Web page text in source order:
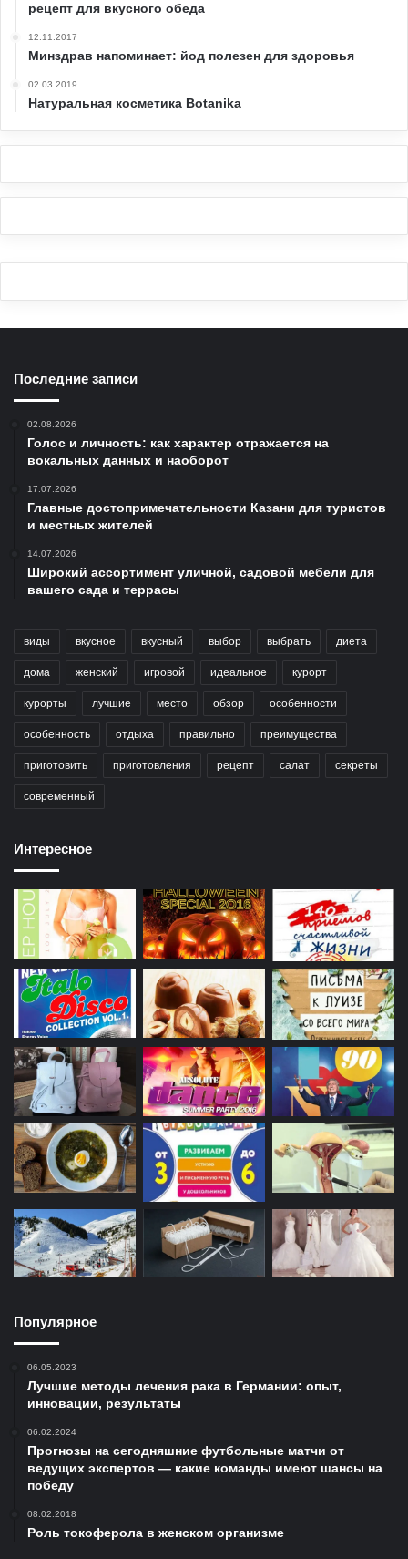
рецепт для вкусного обеда
12.11.2017
Минздрав напоминает: йод полезен для здоровья
02.03.2019
Натуральная косметика Botanika
Последние записи
02.08.2026
Голос и личность: как характер отражается на
вокальных данных и наоборот
17.07.2026
Главные достопримечательности Казани для туристов
и местных жителей
14.07.2026
Широкий ассортимент уличной, садовой мебели для
вашего сада и террасы
виды вкусное вкусный выбор выбрать диета
дома женский игровой идеальное курорт
курорты лучшие место обзор особенности
особенность отдыха правильно преимущества
приготовить приготовления рецепт салат секреты
современный
Интересное
Популярное
06.05.2023
Лучшие методы лечения рака в Германии: опыт,
инновации, результаты
06.02.2024
Прогнозы на сегодняшние футбольные матчи от
ведущих экспертов — какие команды имеют шансы на
победу
08.02.2018
Роль токоферола в женском организме